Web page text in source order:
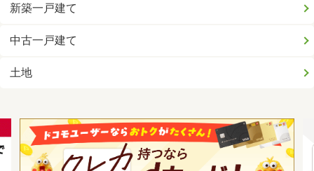
新築一戸建て
中古一戸建て
土地